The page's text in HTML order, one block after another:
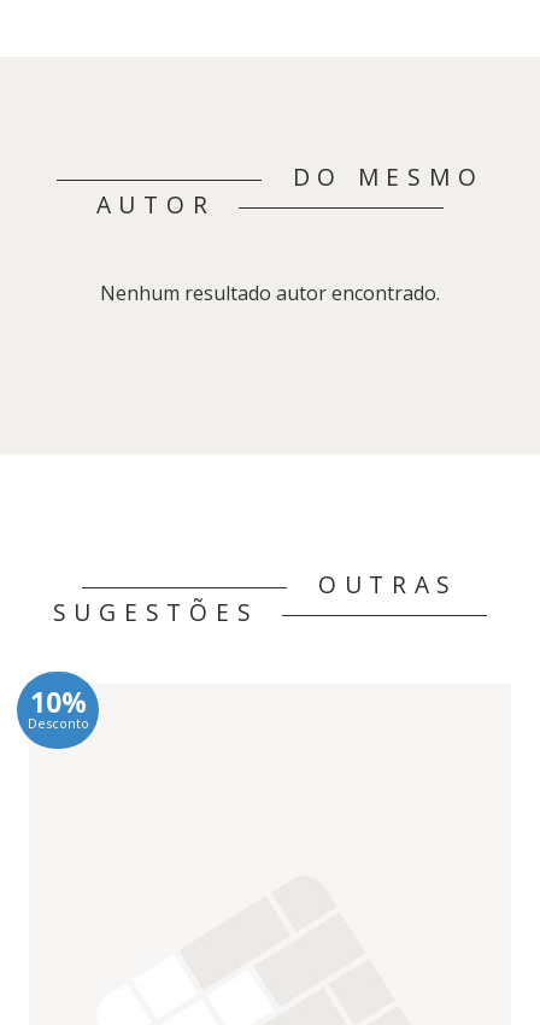
DO MESMO
AUTOR
Nenhum resultado autor encontrado.
OUTRAS
SUGESTÕES
10%
Desconto